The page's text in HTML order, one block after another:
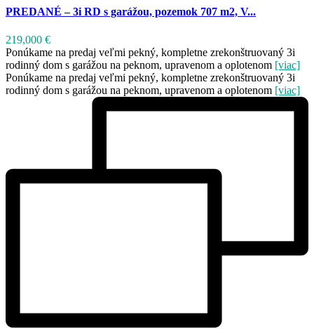
PREDANÉ – 3i RD s garážou, pozemok 707 m2, V...
219,000 €
Ponúkame na predaj veľmi pekný, kompletne zrekonštruovaný 3i
rodinný dom s garážou na peknom, upravenom a oplotenom [viac]
Ponúkame na predaj veľmi pekný, kompletne zrekonštruovaný 3i
rodinný dom s garážou na peknom, upravenom a oplotenom [viac]